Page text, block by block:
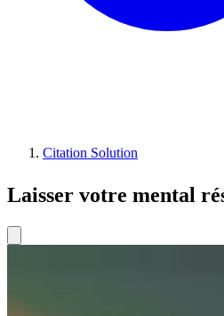
Citation Solution
Laisser votre mental